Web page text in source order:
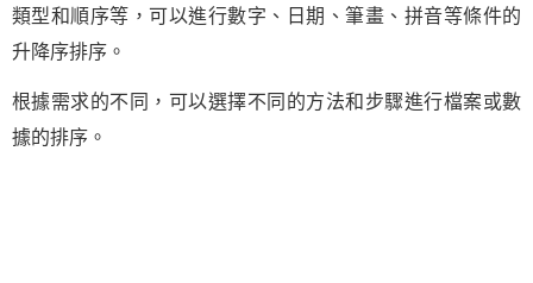
類型和順序等，可以進行數字、日期、筆畫、拼音等條件的
升降序排序。
根據需求的不同，可以選擇不同的方法和步驟進行檔案或數
據的排序。